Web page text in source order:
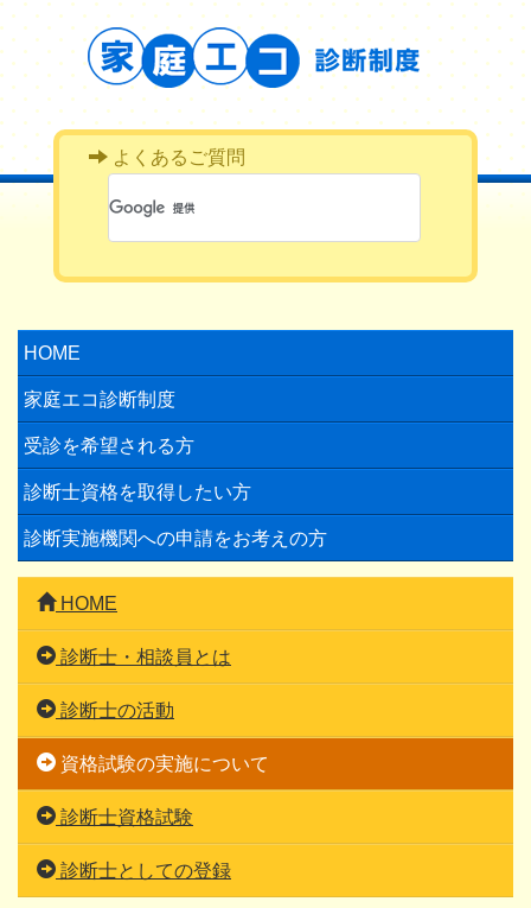
よくあるご質問
HOME
家庭エコ診断制度
受診を希望される方
診断士資格を取得したい方
診断実施機関への申請をお考えの方
HOME
診断士・相談員とは
診断士の活動
資格試験の実施について
診断士資格試験
診断士としての登録